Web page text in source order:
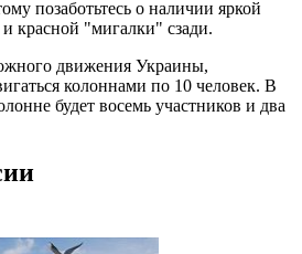
позаботьтесь о наличии яркой
красной "мигалки" сзади.
движения Украины,
колоннами по 10 человек. В
будет восемь участников и два